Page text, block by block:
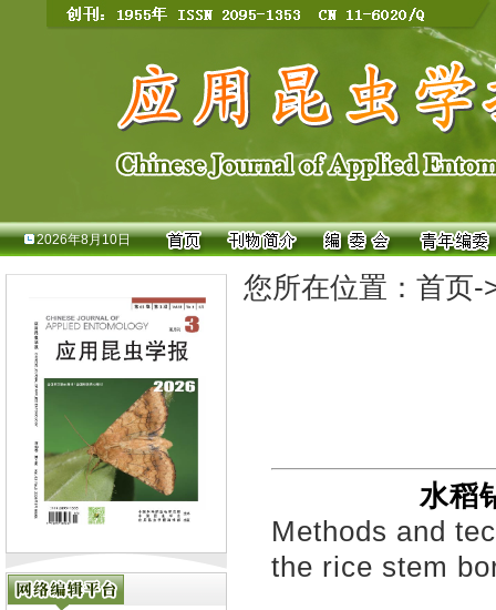
2026年8月10日
您所在位置： 首页-
水稻
Methods and
the rice stem